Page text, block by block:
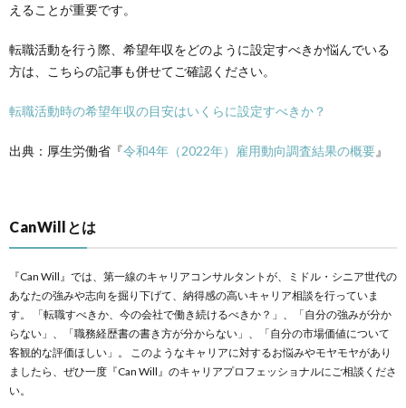
えることが重要です。
転職活動を行う際、希望年収をどのように設定すべきか悩んでいる
方は、こちらの記事も併せてご確認ください。
転職活動時の希望年収の目安はいくらに設定すべきか？
出典：厚生労働省 『令和4年（2022年）雇用動向調査結果の概要』
CanWillとは
『Can Will』では、第一線のキャリアコンサルタントが、ミドル・シニア世代の
あなたの強みや志向を掘り下げて、納得感の高いキャリア相談を行っていま
す。 「転職すべきか、今の会社で働き続けるべきか？」、「自分の強みが分か
らない」、「職務経歴書の書き方が分からない」、「自分の市場価値について
客観的な評価ほしい」。 このようなキャリアに対するお悩みやモヤモヤがあり
ましたら、ぜひ一度『Can Will』のキャリアプロフェッショナルにご相談くださ
い。